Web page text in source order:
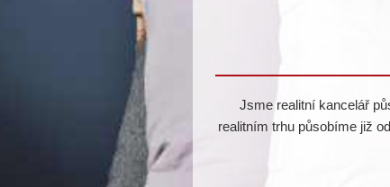
Jsme realitní kancelář
realitním trhu působíme již